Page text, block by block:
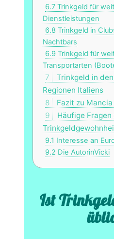
6.7 Trinkgeld für
Dienstleistungen
6.8 Trinkgeld in
Nachtbars
6.9 Trinkgeld für
Transportarten
7
Trinkgeld in
Regionen Italiens
8
Fazit zu
9
Häufige Fragen
9.1 Interesse an
9.2 Die AutorinVicki
Ist